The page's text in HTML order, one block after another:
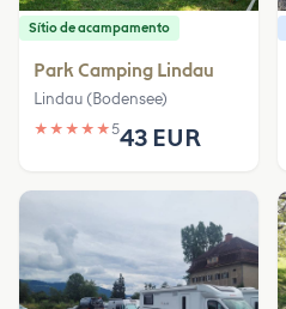
Sítio de acampamento
Park Camping Lindau
Lindau (Bodensee)
★ ★ ★ ★ ★543 EUR